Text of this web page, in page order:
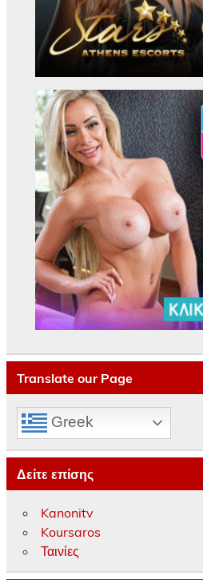
Translate our Page
Greek
Δείτε επίσης
Kanonitv
Koursaros
Ταινίες